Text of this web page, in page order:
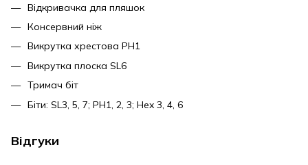
Відкривачка для пляшок
Консервний ніж
Викрутка хрестова РН1
Викрутка плоска SL6
Тримач біт
Біти: SL3, 5, 7; РН1, 2, 3; Hex 3, 4, 6
Відгуки